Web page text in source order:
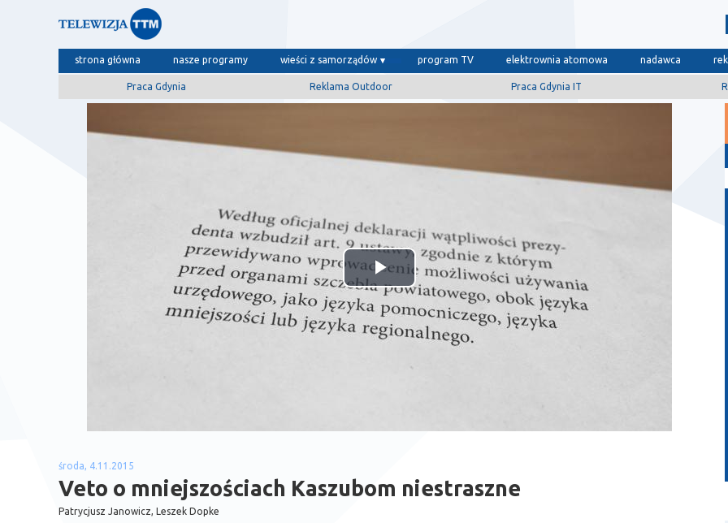
strona główna nasze programy wieści z samorządów program TV elektrownia atomowa nadawca
Praca Gdynia Reklama Outdoor Praca Gdynia IT
Odtwórz
wideo
środa, 4.11.2015
Veto o mniejszościach Kaszubom niestraszne
Patrycjusz Janowicz, Leszek Dopke